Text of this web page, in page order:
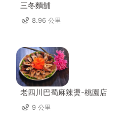
三冬麵舖
8.96 公里
老四川巴蜀麻辣燙-桃園店
9 公里